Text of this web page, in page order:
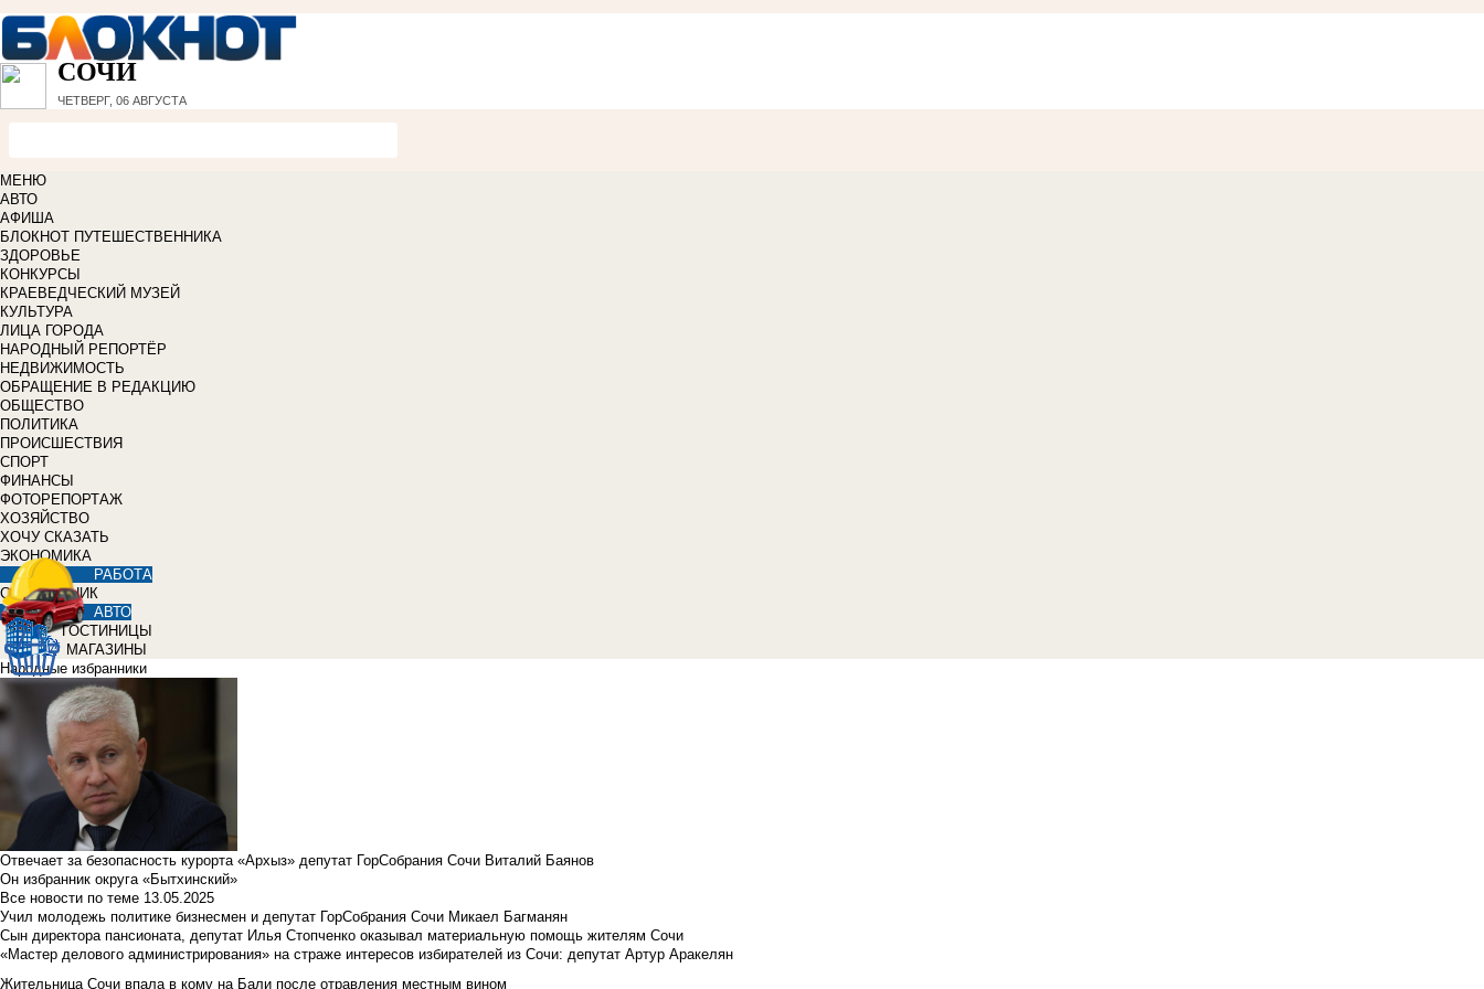
СОЧИ
ЧЕТВЕРГ, 06 АВГУСТА
МЕНЮ
АВТО
АФИША
БЛОКНОТ ПУТЕШЕСТВЕННИКА
ЗДОРОВЬЕ
КОНКУРСЫ
КРАЕВЕДЧЕСКИЙ МУЗЕЙ
КУЛЬТУРА
ЛИЦА ГОРОДА
НАРОДНЫЙ РЕПОРТЁР
НЕДВИЖИМОСТЬ
ОБРАЩЕНИЕ В РЕДАКЦИЮ
ОБЩЕСТВО
ПОЛИТИКА
ПРОИСШЕСТВИЯ
СПОРТ
ФИНАНСЫ
ФОТОРЕПОРТАЖ
ХОЗЯЙСТВО
ХОЧУ СКАЗАТЬ
ЭКОНОМИКА
РАБОТА
СПРАВОЧНИК
АВТО
ГОСТИНИЦЫ
МАГАЗИНЫ
Народные избранники
Отвечает за безопасность курорта «Архыз» депутат ГорСобрания Сочи Виталий Баянов
Он избранник округа «Бытхинский»
Все новости по теме 13.05.2025
Учил молодежь политике бизнесмен и депутат ГорСобрания Сочи Микаел Багманян
Сын директора пансионата, депутат Илья Стопченко оказывал материальную помощь жителям Сочи
«Мастер делового администрирования» на страже интересов избирателей из Сочи: депутат Артур Аракелян
Жительница Сочи впала в кому на Бали после отравления местным вином